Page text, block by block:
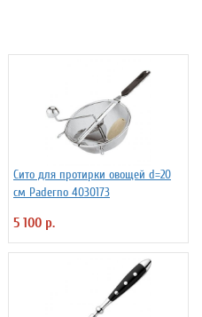
Сито для протирки овощей d=20
см Paderno 4030173
5 100 р.